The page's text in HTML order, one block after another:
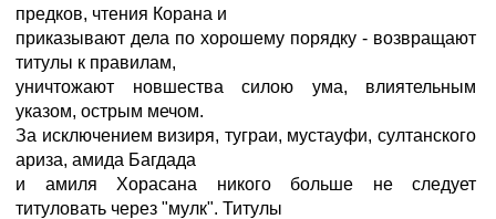
предков, чтения Корана и
приказывают дела по хорошему порядку - возвращают
титулы к правилам,
уничтожают новшества силою ума, влиятельным
указом, острым мечом.
За исключением визиря, туграи, мустауфи, султанского
ариза, амида Багдада
и амиля Хорасана никого больше не следует
титуловать через "мулк". Титулы